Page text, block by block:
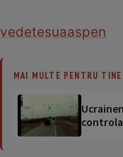
vedetesuaaspen
MAI MULTE PENTRU TINE